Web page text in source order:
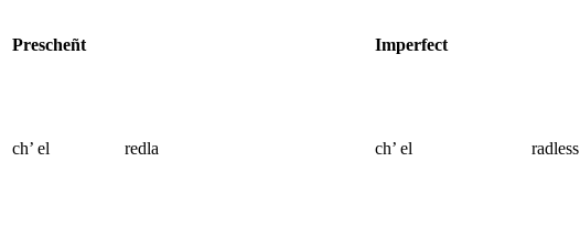
Prescheñt Imperfect
ch’ el redla ch’ el radless